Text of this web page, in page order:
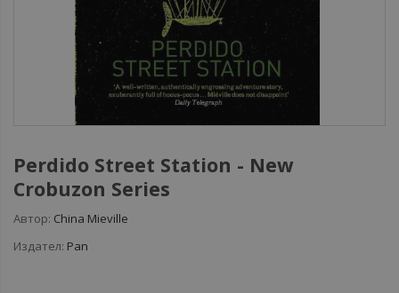
Perdido Street Station - New
Crobuzon Series
Автор: China Mieville
Издател: Pan